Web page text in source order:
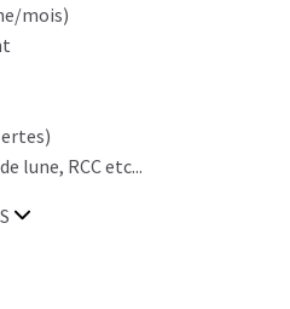
mois)
lune, RCC etc...